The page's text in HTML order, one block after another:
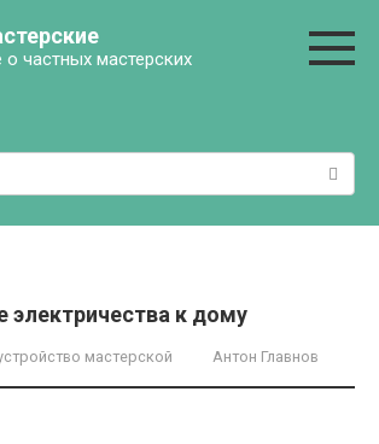
о частных мастерских
электричества к дому
мастерской Антон Главнов